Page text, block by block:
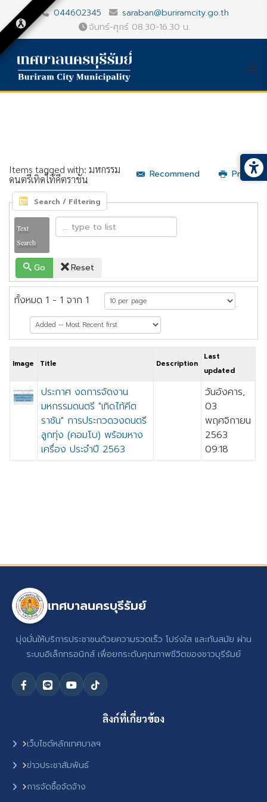
044602345
saraban@buriramcity.go.th
จันทร์-ศุกร์ 08.30-16.30 น.
Recommend Print
Items tagged with: มหกรรม
ดนตรีเทิดไท้คีตราชัน
Search / Filtering
Text
Search
Go Reset
ทั้งหมด 1 - 1 จาก 1
Image Title Description
Last
updated
ประกาศ งดการจัดงาน
มหกรรมดนตรี "เทิดไท้คีต
ราชัน" การประกวดวงดนตรี
ลูกทุ่ง (คอมโบ) พร้อมหาง
เครื่อง ประจำปี 2563
วันอังคาร,
03
พฤศจิกายน
2563
09:18
เทศบาลนครบุรีรัมย์
มุ่งมั่นให้บริการประชาชนด้วยความรวดเร็ว โปร่งใส และทันสมัย ผ่าน
ระบบอิเล็กทรอนิกส์ เพื่อยกระดับคุณภาพชีวิตของชาวบุรีรัมย์
ลิงก์ที่เกี่ยวข้อง
เว็บไซต์หลักเทศบาลฯ
ข่าวประชาสัมพันธ์
การจัดซื้อจัดจ้าง